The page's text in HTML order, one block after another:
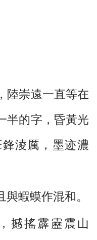
崇遠一直等在
半的字，昏黃光
淩厲，墨迹濃
蝦蟆作混和。
搖霹靂震山